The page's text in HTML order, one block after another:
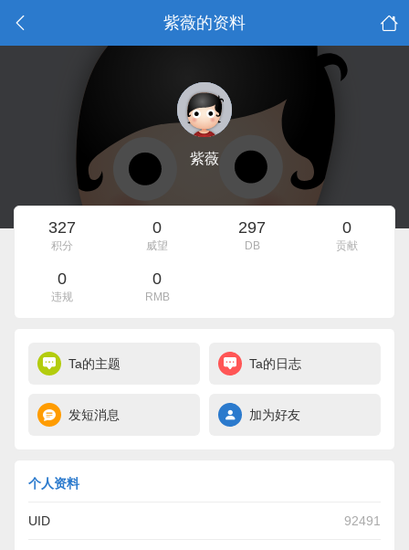
紫薇的资料
紫薇
327
积分
0
威望
297
DB
0
贡献
0
违规
0
RMB
Ta的主题 Ta的日志
发短消息 加为好友
个人资料
UID 92491